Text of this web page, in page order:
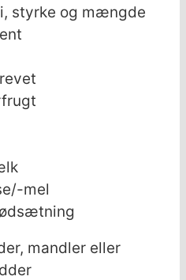
styrke og mængde
mel
mandler eller